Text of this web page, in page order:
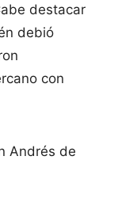
destacar
debió
con
Andrés de